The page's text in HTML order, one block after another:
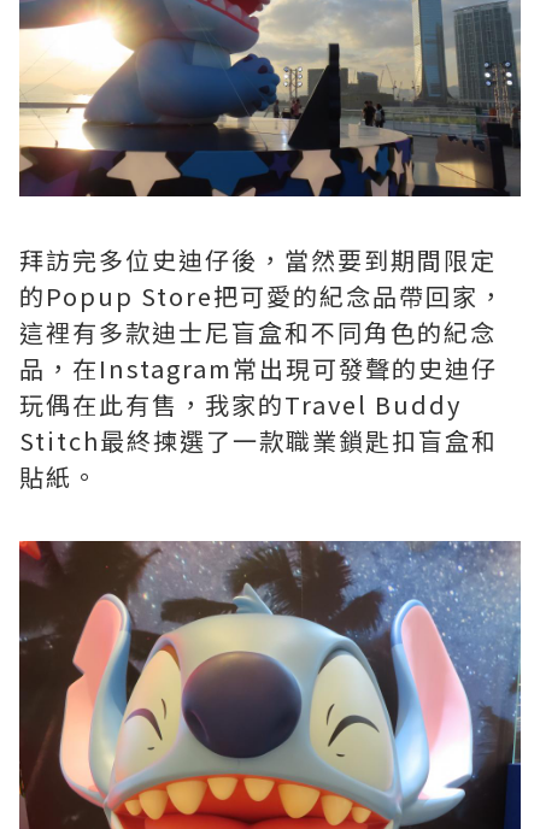
拜訪完多位史迪仔後，當然要到期間限定
的Popup Store把可愛的紀念品帶回家，
這裡有多款迪士尼盲盒和不同角色的紀念
品，在Instagram常出現可發聲的史迪仔
玩偶在此有售，我家的Travel Buddy
Stitch最終揀選了一款職業鎖匙扣盲盒和
貼紙。